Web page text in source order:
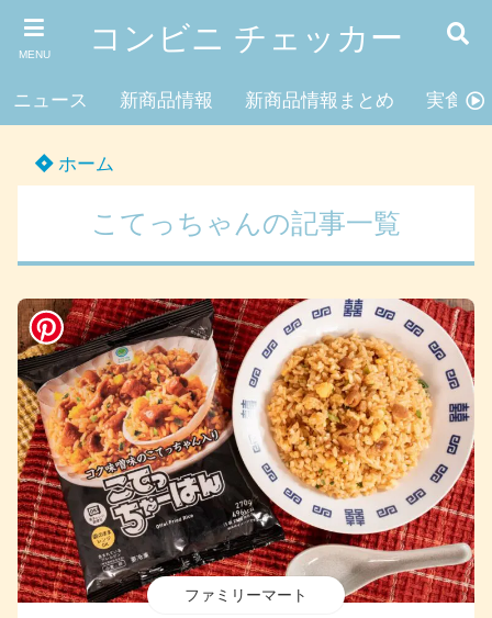
MENU コンビニ チェッカー
ニュース 新商品情報 新商品情報まとめ 実食レ
ホーム
こてっちゃんの記事一覧
ファミリーマート